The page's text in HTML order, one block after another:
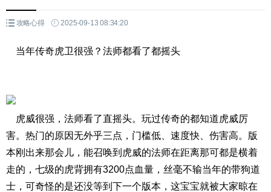
攻略心得 2025-09-13 08:34:20
当年传奇虎卫很强？法师都看了都摇头
虎威很强，法师看了直摇头。玩过传奇的都知道虎威厉
害。热门的原因无外乎三点，门槛低、速度快、伤害高。版
本刚出来那会儿，能召唤到虎威的法师在距离那可都是横着
走的，七级的虎背拥有3200点血量，丝毫不输当年的带狗道
士，可奇怪的是还没等到下一个版本，这宝宝就被大家晾在